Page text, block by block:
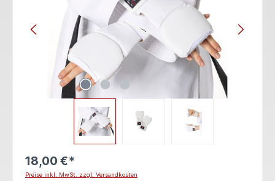
18,00 €*
Preise inkl. MwSt. zzgl. Versandkosten